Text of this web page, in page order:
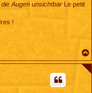
Augen unsichtbar Le petit
!